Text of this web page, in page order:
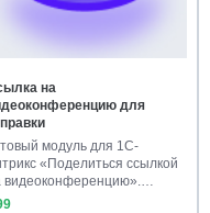
на
для
модуль для 1С-
«Поделиться ссылкой
видеоконференцию».